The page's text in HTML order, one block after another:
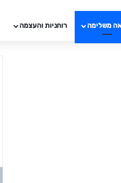
משלימה רוחניות והעצמה